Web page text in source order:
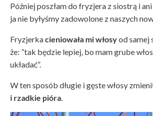
Później poszłam do fryzjera z siostrą i
ja nie byłyśmy zadowolone z naszych
Fryzjerkacieniowała mi włosyod samej
że: ”tak będzie lepiej, bo mam grube
układać”.
W ten sposób długie i gęste włosy
i rzadkie pióra